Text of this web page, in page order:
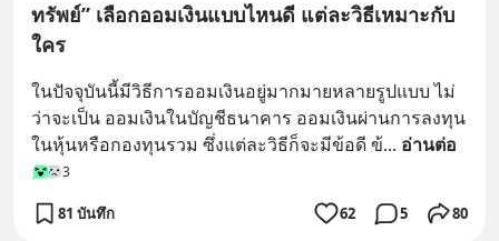
ทรัพย์” เลือกออมเงินแบบไหนดี แต่ละวิธีเหมาะกับ
ใคร
ในปัจจุบันนี้มีวิธีการออมเงินอยู่มากมายหลายรูปแบบ ไม่
ว่าจะเป็น ออมเงินในบัญชีธนาคาร ออมเงินผ่านการลงทุน
ในหุ้นหรือกองทุนรวม ซึ่งแต่ละวิธีก็จะมีข้อดี ข้... อ่านต่อ
3
81 บันทึก 62 5 80